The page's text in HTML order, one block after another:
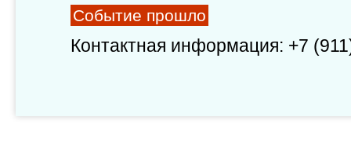
Событие прошло
Контактная информация: +7